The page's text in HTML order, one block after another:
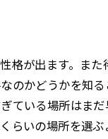
格が出ます。また
のかどうかを知る
ている場所はま
らいの場所を選ぶ